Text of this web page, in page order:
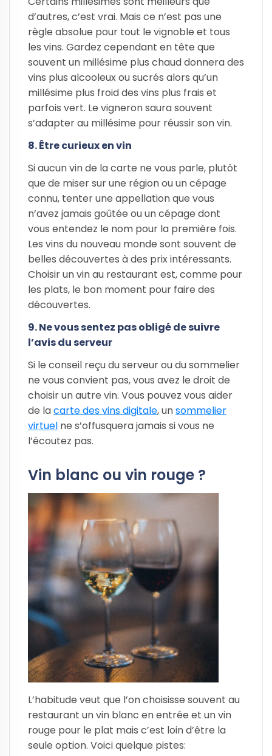
d’autres, c’est vrai. Mais ce n’est pas une
règle absolue pour tout le vignoble et tous
les vins. Gardez cependant en tête que
souvent un millésime plus chaud donnera des
vins plus alcooleux ou sucrés alors qu’un
millésime plus froid des vins plus frais et
parfois vert. Le vigneron saura souvent
s’adapter au millésime pour réussir son vin.
8. Être curieux en vin
Si aucun vin de la carte ne vous parle, plutôt
que de miser sur une région ou un cépage
connu, tenter une appellation que vous
n’avez jamais goûtée ou un cépage dont
vous entendez le nom pour la première fois.
Les vins du nouveau monde sont souvent de
belles découvertes à des prix intéressants.
Choisir un vin au restaurant est, comme pour
les plats, le bon moment pour faire des
découvertes.
9. Ne vous sentez pas obligé de suivre
l’avis du serveur
Si le conseil reçu du serveur ou du sommelier
ne vous convient pas, vous avez le droit de
choisir un autre vin. Vous pouvez vous aider
de lacarte des vins digitale, unsommelier
virtuel ne s’offusquera jamais si vous ne
l’écoutez pas.
Vin blanc ou vin rouge ?
L’habitude veut que l’on choisisse souvent au
restaurant un vin blanc en entrée et un vin
rouge pour le plat mais c’est loin d’être la
seule option. Voici quelque pistes: